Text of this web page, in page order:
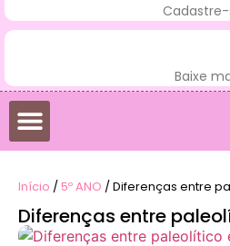
Baixe
Início /5º ANO / Diferenças entre
Diferenças entre